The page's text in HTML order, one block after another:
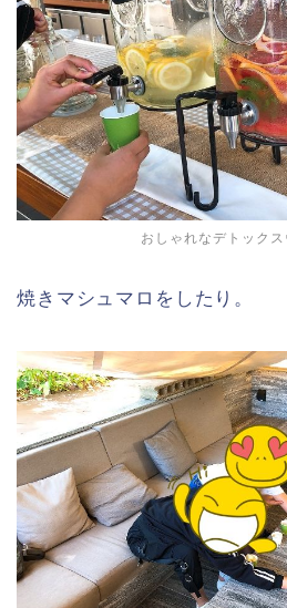
おしゃれなデトック
焼きマシュマロをしたり。